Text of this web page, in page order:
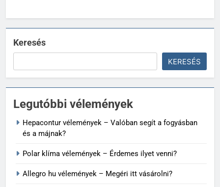
Keresés
KERESÉS
Legutóbbi vélemények
Hepacontur vélemények – Valóban segít a fogyásban
és a májnak?
Polar klíma vélemények – Érdemes ilyet venni?
Allegro hu vélemények – Megéri itt vásárolni?